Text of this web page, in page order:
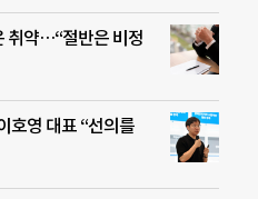
취약…“절반은 비정
호영 대표 “선의를